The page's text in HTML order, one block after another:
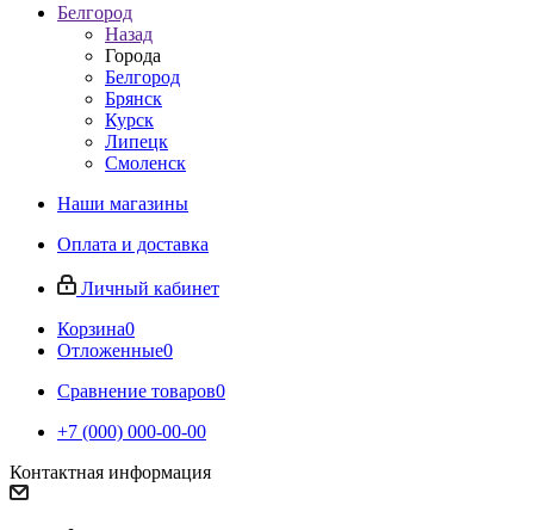
Белгород
Назад
Города
Белгород
Брянск
Курск
Липецк
Смоленск
Наши магазины
Оплата и доставка
Личный кабинет
Корзина0
Отложенные0
Сравнение товаров0
+7 (000) 000-00-00
Контактная информация